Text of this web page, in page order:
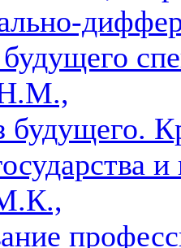
Н.М.,
будущего.